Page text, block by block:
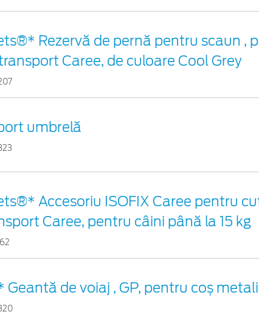
Rezervă de pernă pentru scaun ,
Caree, de culoare Cool Grey
umbrelă
Accesoriu ISOFIX Caree pentru
Caree, pentru câini până la 15 kg
Geantă de voiaj , GP, pentru coș